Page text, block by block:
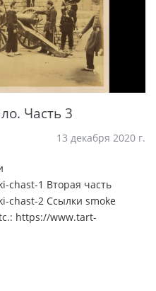
Часть 3
13 декабря 2020 г.
chast-1 Вторая часть
chast-2 Ссылки smoke
https://www.tart-